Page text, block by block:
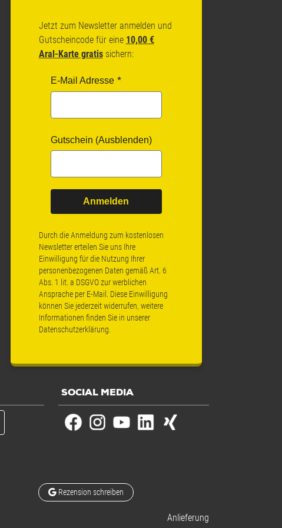
Jetzt zum Newsletter anmelden und
Gutscheincode für eine 10,00 €
Aral-Karte gratissichern:
E-Mail Adresse
Gutschein (Ausblenden)
Anmelden
Durch die Anmeldung zum kostenlosen
Newsletter erteilen Sie uns Ihre
Einwilligung für die Nutzung Ihrer
personenbezogenen Daten gemäß Art. 6
Abs. 1 lit. a DSGVO zur werblichen
Ansprache per E-Mail. Diese Einwilligung
können Sie jederzeit widerrufen, weitere
Informationen finden Sie in unserer
Datenschutzerklärung
SOCIAL MEDIA
Rezension schreiben
Anlieferung